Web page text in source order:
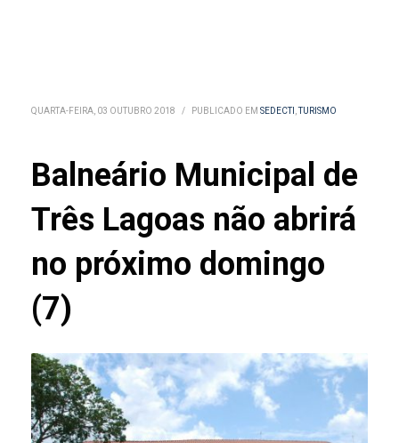
QUARTA-FEIRA, 03 OUTUBRO 2018 / PUBLICADO EM SEDECTI ,TURISMO
Balneário Municipal de
Três Lagoas não abrirá
no próximo domingo
(7)